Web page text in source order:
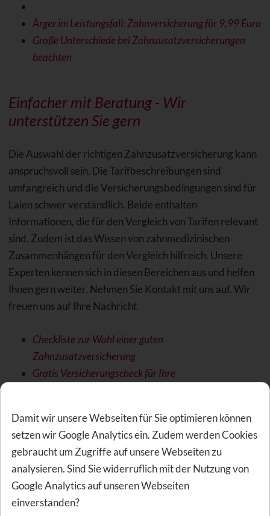
Ärger im Leistungsfall: Zahnversicherung für 9,99 Euro
Große Unterschiede bei Zahnzusatzversicherungen
beachten
Einfacher mit Beratung - Wir
unterstützen Sie gern
Die Auswahl der richtigen Zahnzusatzversicherung kann
anspruchsvoll sein. Die Tarifbeschreibungen sind
umfangreich und die Versicherungsbedingungen sind für
Laien schwer verständlich. Beide enthalten
Informationen, die für den Vergleich von Tarifen relevant
sind. Zudem ist das Wissen von zahnmedizinischen
Zusammenhängen für den Vergleich hilfreich. Unsere
Experten kennen sich in diesen Bereichen aus und helfen
Ihnen gern weiter. Nehmen Sie Kontakt mit uns auf. Wir
freuen uns auf Ihre Nachricht.
Checkliste zur Wahl einer guten
Zahnzusatzversicherung
Gratis Versicherungscheck für Ihre
Test und Vergleiche von
Zahnzusatzversicherungen
Im Internet gibt es eine Reihe von Vergleichsseiten für
Zahnzusatzversicherungen. Oftmals ist leider nicht
Damit wir unsere Webseiten für Sie optimieren können
setzen wir Google Analytics ein. Zudem werden Cookies
gebraucht um Zugriffe auf unsere Webseiten zu
analysieren. Sind Sie widerruflich mit der Nutzung von
Google Analytics auf unseren Webseiten
einverstanden?